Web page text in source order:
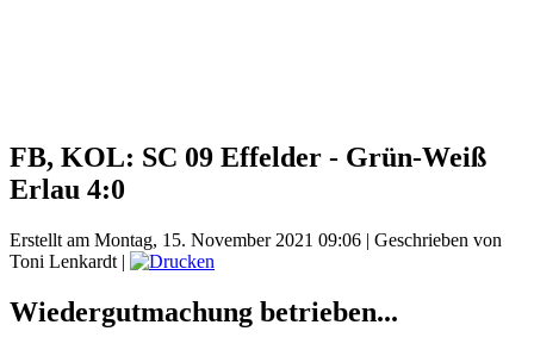
FB, KOL: SC 09 Effelder - Grün-Weiß
Erlau 4:0
Erstellt am Montag, 15. November 2021 09:06 | Geschrieben von
Toni Lenkardt |
Wiedergutmachung betrieben...